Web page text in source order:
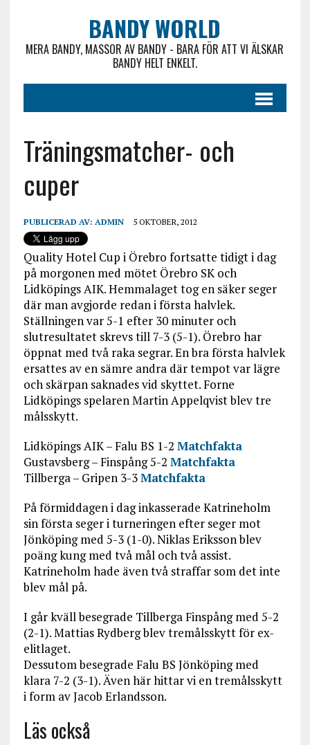
BANDY WORLD
MERA BANDY, MASSOR AV BANDY - BARA FÖR ATT VI ÄLSKAR
BANDY HELT ENKELT.
Träningsmatcher- och
cuper
PUBLICERAD AV: ADMIN 5 OKTOBER, 2012
Quality Hotel Cup i Örebro fortsatte tidigt i dag
på morgonen med mötet Örebro SK och
Lidköpings AIK. Hemmalaget tog en säker seger
där man avgjorde redan i första halvlek.
Ställningen var 5-1 efter 30 minuter och
slutresultatet skrevs till 7-3 (5-1). Örebro har
öppnat med två raka segrar. En bra första halvlek
ersattes av en sämre andra där tempot var lägre
och skärpan saknades vid skyttet. Forne
Lidköpings spelaren Martin Appelqvist blev tre
målsskytt.
Lidköpings AIK – Falu BS 1-2 Matchfakta
Gustavsberg – Finspång 5-2 Matchfakta
Tillberga – Gripen 3-3Matchfakta
På förmiddagen i dag inkasserade Katrineholm
sin första seger i turneringen efter seger mot
Jönköping med 5-3 (1-0). Niklas Eriksson blev
poäng kung med två mål och två assist.
Katrineholm hade även två straffar som det inte
blev mål på.
I går kväll besegrade Tillberga Finspång med 5-2
(2-1). Mattias Rydberg blev tremålsskytt för ex-
elitlaget.
Dessutom besegrade Falu BS Jönköping med
klara 7-2 (3-1). Även här hittar vi en tremålsskytt
i form av Jacob Erlandsson.
Läs också